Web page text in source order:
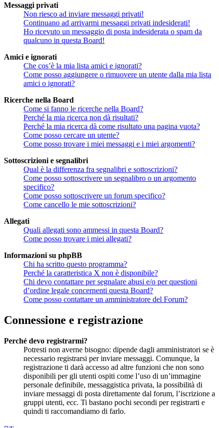
Messaggi privati
Non riesco ad inviare messaggi privati!
Continuano ad arrivarmi messaggi privati indesiderati!
Ho ricevuto un messaggio di posta indesiderata o spam da
qualcuno in questa Board!
Amici e ignorati
Che cos’è la mia lista amici e ignorati?
Come posso aggiungere o rimuovere un utente dalla mia lista
amici o ignorati?
Ricerche nella Board
Come si fanno le ricerche nella Board?
Perché la mia ricerca non dà risultati?
Perché la mia ricerca dà come risultato una pagina vuota?
Come posso cercare un utente?
Come posso trovare i miei messaggi e i miei argomenti?
Sottoscrizioni e segnalibri
Qual è la differenza fra segnalibri e sottoscrizioni?
Come posso sottoscrivere un segnalibro o un argomento
specifico?
Come posso sottoscrivere un forum specifico?
Come cancello le mie sottoscrizioni?
Allegati
Quali allegati sono ammessi in questa Board?
Come posso trovare i miei allegati?
Informazioni su phpBB
Chi ha scritto questo programma?
Perché la caratteristica X non è disponibile?
Chi devo contattare per segnalare abusi e/o per questioni
d’ordine legale concernenti questa Board?
Come posso contattare un amministratore del Forum?
Connessione e registrazione
Perché devo registrarmi?
Potresti non averne bisogno: dipende dagli amministratori se è
necessario registrarsi per inviare messaggi. Comunque, la
registrazione ti darà accesso ad altre funzioni che non sono
disponibili per gli utenti ospiti come l’uso di un’immagine
personale definibile, messaggistica privata, la possibilità di
inviare messaggi di posta direttamente dal forum, l’iscrizione a
gruppi utenti, ecc. Ti bastano pochi secondi per registrarti e
quindi ti raccomandiamo di farlo.